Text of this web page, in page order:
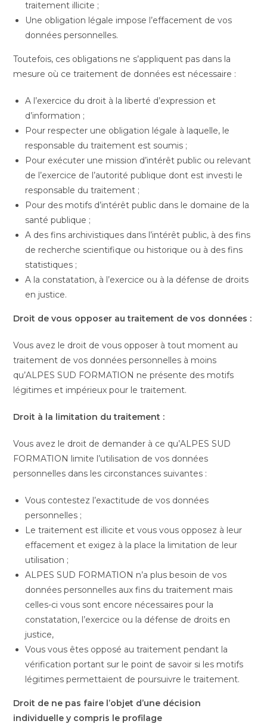
traitement illicite ;
Une obligation légale impose l’effacement de vos
données personnelles.
Toutefois, ces obligations ne s’appliquent pas dans la
mesure où ce traitement de données est nécessaire :
A l’exercice du droit à la liberté d’expression et
d’information ;
Pour respecter une obligation légale à laquelle, le
responsable du traitement est soumis ;
Pour exécuter une mission d’intérêt public ou relevant
de l’exercice de l’autorité publique dont est investi le
responsable du traitement ;
Pour des motifs d’intérêt public dans le domaine de la
santé publique ;
A des fins archivistiques dans l’intérêt public, à des fins
de recherche scientifique ou historique ou à des fins
statistiques ;
A la constatation, à l’exercice ou à la défense de droits
en justice.
Droit de vous opposer au traitement de vos données :
Vous avez le droit de vous opposer à tout moment au
traitement de vos données personnelles à moins
qu’ALPES SUD FORMATION ne présente des motifs
légitimes et impérieux pour le traitement.
Droit à la limitation du traitement :
Vous avez le droit de demander à ce qu’ALPES SUD
FORMATION limite l’utilisation de vos données
personnelles dans les circonstances suivantes :
Vous contestez l’exactitude de vos données
personnelles ;
Le traitement est illicite et vous vous opposez à leur
effacement et exigez à la place la limitation de leur
utilisation ;
ALPES SUD FORMATION n’a plus besoin de vos
données personnelles aux fins du traitement mais
celles-ci vous sont encore nécessaires pour la
constatation, l’exercice ou la défense de droits en
justice,
Vous vous êtes opposé au traitement pendant la
vérification portant sur le point de savoir si les motifs
légitimes permettaient de poursuivre le traitement.
Droit de ne pas faire l’objet d’une décision
individuelle y compris le profilage